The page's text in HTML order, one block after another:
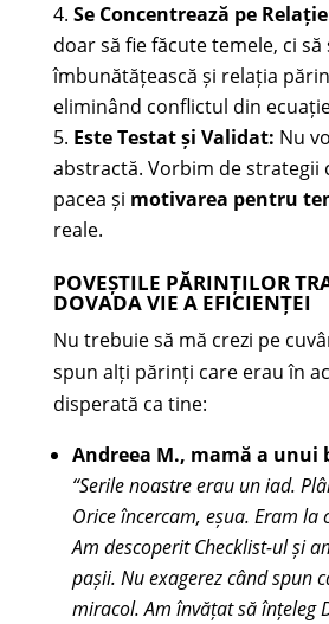
Se Concentrează pe
doar să fie făcute temele, ci să
îmbunătățească și relația
eliminând conflictul din
Este Testat și Validat: Nu
abstractă. Vorbim de strategii
pacea și motivarea pentru
reale.
POVEȘTILE PĂRINȚILOR
DOVADA VIE A EFICIENȚEI
Nu trebuie să mă crezi pe
spun alți părinți care erau în
disperată ca tine:
Andreea M., mamă a unui
“Serile noastre erau un iad.
Orice încercam, eșua. Eram
Am descoperit Checklist-ul și
pașii. Nu exagerez când spun
miracol. Am învățat să înțeleg